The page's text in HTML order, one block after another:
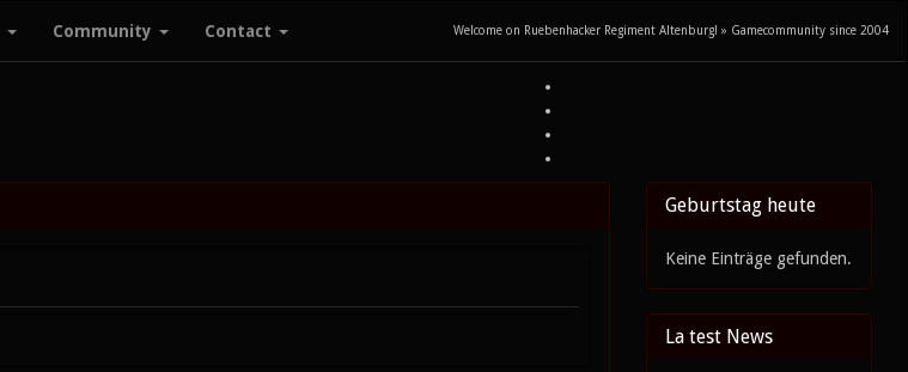
Community Contact Welcome on Ruebenhacker Regiment Altenburg! » Gamecommunity since 2004
Geburtstag heute
Keine Einträge gefunden.
La test News